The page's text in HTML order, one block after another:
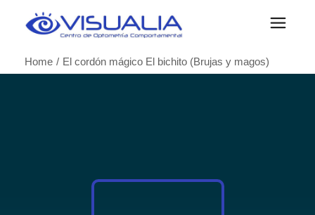
Home El cordón mágico El bichito (Brujas y magos)